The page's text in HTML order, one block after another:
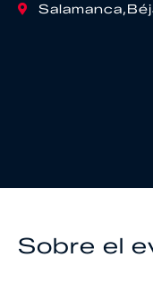
Salamanca,
Sobre el